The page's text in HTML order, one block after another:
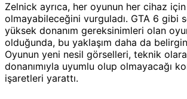
Zelnick ayrıca, her oyunun her cihaz
olmayabileceğini vurguladı. GTA 6 gibi
yüksek donanım gereksinimleri olan
olduğunda, bu yaklaşım daha da
Oyunun yeni nesil görselleri, teknik
donanımıyla uyumlu olup olmayacağı
işaretleri yarattı.